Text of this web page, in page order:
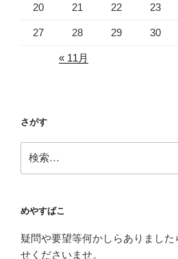
20 21 22 23
27 28 29 30
« 11月
さがす
索:
めやすばこ
疑問や要望等何かしらありまし
せくださいませ。